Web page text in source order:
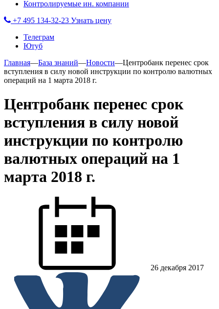
Контролируемые ин. компании
+7 495 134-32-23 Узнать цену
Телеграм
Ютуб
Главная—База знаний—Новости—Центробанк перенес срок
вступления в силу новой инструкции по контролю валютных
операций на 1 марта 2018 г.
Центробанк перенес срок
вступления в силу новой
инструкции по контролю
валютных операций на 1
марта 2018 г.
26 декабря 2017